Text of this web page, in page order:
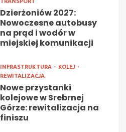
Dzierżoniów 2027:
Nowoczesne autobusy
na prąd i wodór w
miejskiej komunikacji
INFRASTRUKTURA
KOLEJ
REWITALIZACJA
Nowe przystanki
kolejowe w Srebrnej
Górze: rewitalizacja na
finiszu